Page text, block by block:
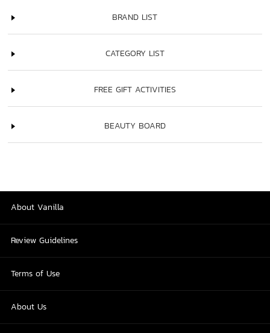
BRAND LIST
CATEGORY LIST
FREE GIFT ACTIVITIES
BEAUTY BOARD
About Vanilla
Review Guidelines
Terms of Use
About Us